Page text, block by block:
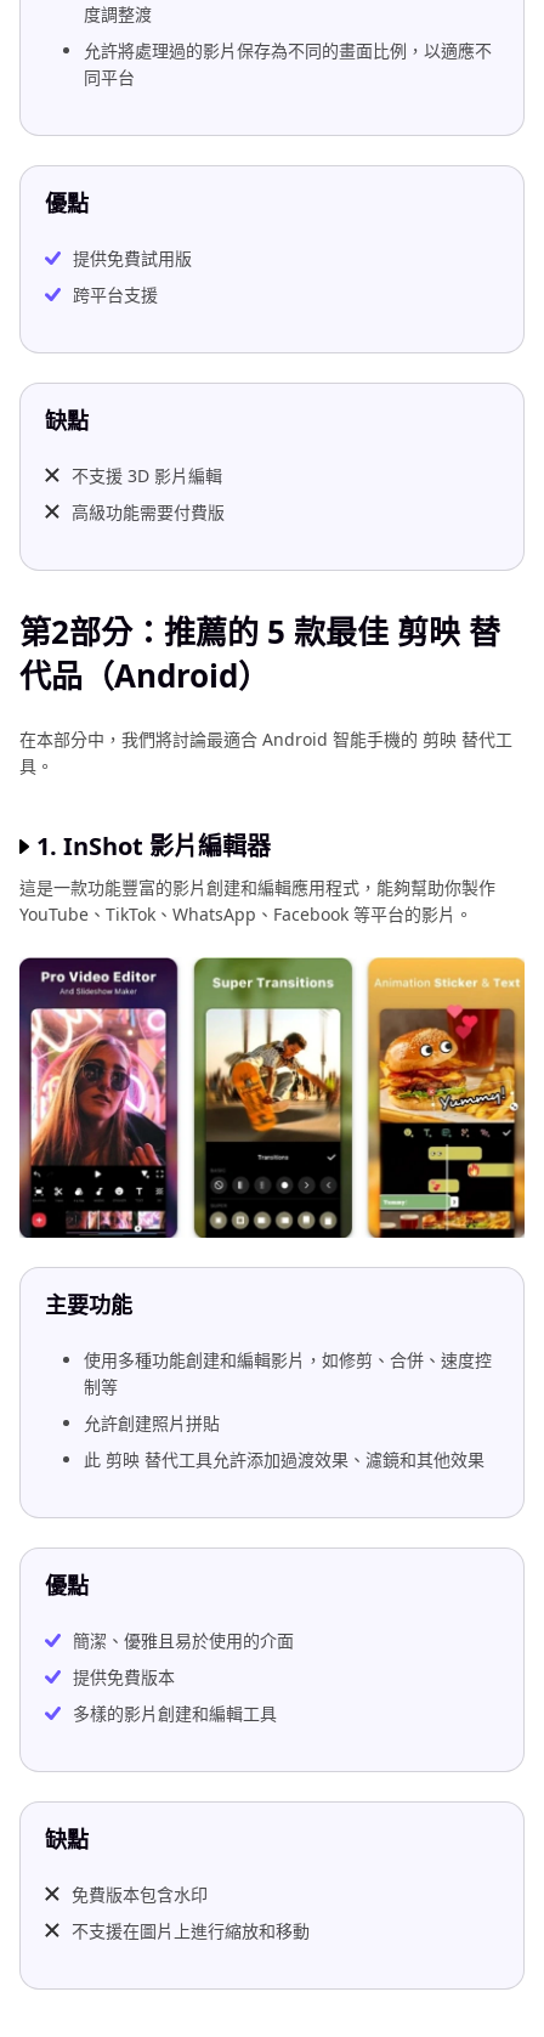
度調整渡
允許將處理過的影片保存為不同的畫面比例，以適應不
同平台
優點
提供免費試用版
跨平台支援
缺點
不支援 3D 影片編輯
高級功能需要付費版
第2部分：推薦的 5 款最佳 剪映 替
代品（Android）
在本部分中，我們將討論最適合 Android 智能手機的 剪映 替代工
具。
1. InShot 影片編輯器
這是一款功能豐富的影片創建和編輯應用程式，能夠幫助你製作
YouTube、TikTok、WhatsApp、Facebook 等平台的影片。
主要功能
使用多種功能創建和編輯影片，如修剪、合併、速度控
制等
允許創建照片拼貼
此 剪映 替代工具允許添加過渡效果、濾鏡和其他效果
優點
簡潔、優雅且易於使用的介面
提供免費版本
多樣的影片創建和編輯工具
缺點
免費版本包含水印
不支援在圖片上進行縮放和移動